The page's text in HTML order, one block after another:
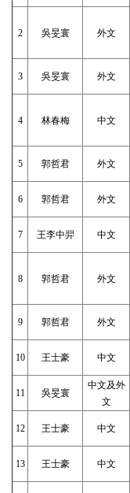
2 吳旻寰 外文
3 吳旻寰 外文
4 林春梅 中文
5 郭哲君 外文
6 郭哲君 外文
7 王李中羿 中文
8 郭哲君 外文
9 郭哲君 外文
10 王士豪 中文
11 吳旻寰
中文及外
文
12 王士豪 中文
13 王士豪 中文